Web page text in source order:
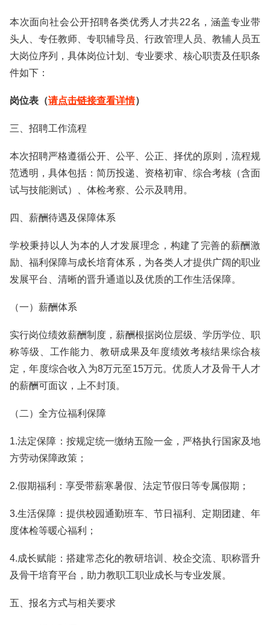
本次面向社会公开招聘各类优秀人才共22名，涵盖专业带
头人、专任教师、专职辅导员、行政管理人员、教辅人员五
大岗位序列，具体岗位计划、专业要求、核心职责及任职条
件如下：
岗位表（请点击链接查看详情）
三、招聘工作流程
本次招聘严格遵循公开、公平、公正、择优的原则，流程规
范透明，具体包括：简历投递、资格初审、综合考核（含面
试与技能测试）、体检考察、公示及聘用。
四、薪酬待遇及保障体系
学校秉持以人为本的人才发展理念，构建了完善的薪酬激
励、福利保障与成长培育体系，为各类人才提供广阔的职业
发展平台、清晰的晋升通道以及优质的工作生活保障。
（一）薪酬体系
实行岗位绩效薪酬制度，薪酬根据岗位层级、学历学位、职
称等级、工作能力、教研成果及年度绩效考核结果综合核
定，年度综合收入为8万元至15万元。优质人才及骨干人才
的薪酬可面议，上不封顶。
（二）全方位福利保障
1.法定保障：按规定统一缴纳五险一金，严格执行国家及地
方劳动保障政策；
2.假期福利：享受带薪寒暑假、法定节假日等专属假期；
3.生活保障：提供校园通勤班车、节日福利、定期团建、年
度体检等暖心福利；
4.成长赋能：搭建常态化的教研培训、校企交流、职称晋升
及骨干培育平台，助力教职工职业成长与专业发展。
五、报名方式与相关要求